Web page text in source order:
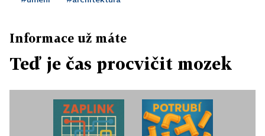
Informace už máte
Teď je čas procvičit mozek